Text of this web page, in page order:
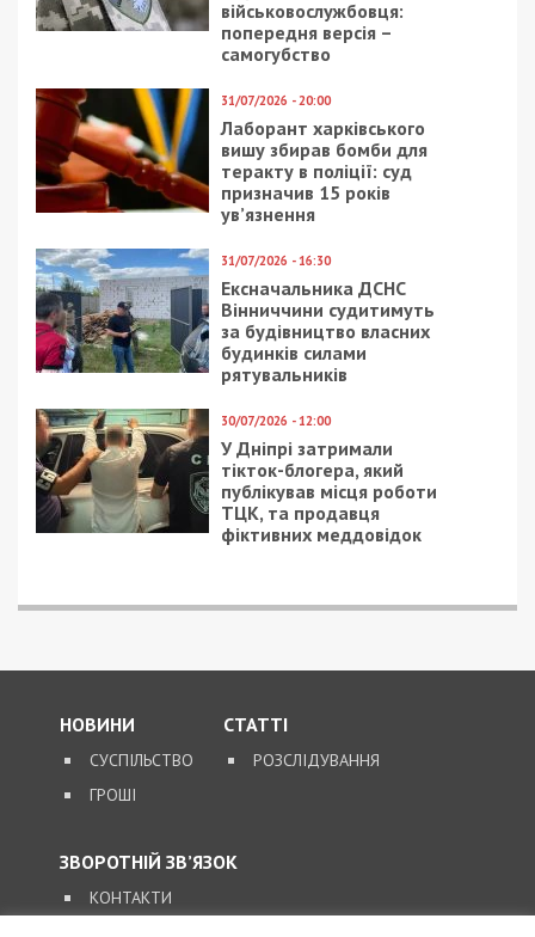
Читайте також
Предыдущая статья:
Від ворожих обстрілів на
Дніпропетровщині постраждало четверо
людей
Следующая статья:
За розтрату понад 13,9 млн грн
судитимуть керівника одного з
України
22/10/2024 - 14:32
агента російських
спецслужб, який
бізнесмена
бульвар станет